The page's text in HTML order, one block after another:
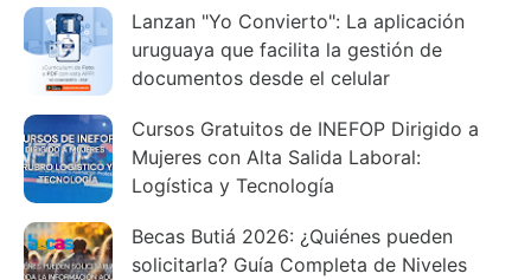
Lanzan "Yo Convierto": La aplicación
uruguaya que facilita la gestión de
documentos desde el celular
Cursos Gratuitos de INEFOP Dirigido a
Mujeres con Alta Salida Laboral:
Logística y Tecnología
Becas Butiá 2026: ¿Quiénes pueden
solicitarla? Guía Completa de Niveles